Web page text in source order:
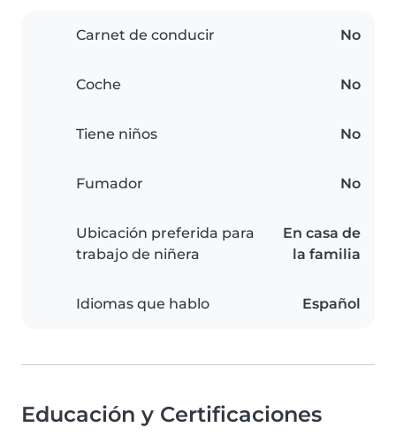
Carnet de conducir No
Coche No
Tiene niños No
Fumador No
Ubicación preferida para
trabajo de niñera
En casa de
la familia
Idiomas que hablo Español
Educación y Certificaciones